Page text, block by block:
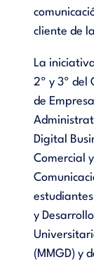
cliente de
La
2º y 3º del
de
Digital
Comercial
y
(MMGD) y